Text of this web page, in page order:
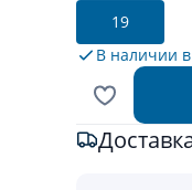
19
В наличии в